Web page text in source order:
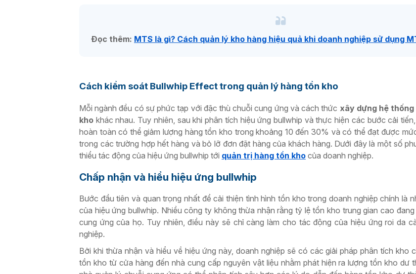
Đọc thêm: MTS là gì? Cách quản lý kho hàng hiệu quả khi doanh nghiệp sử dụng
Cách kiểm soát Bullwhip Effect trong quản lý hàng tồn kho
Mỗi ngành đều có sự phức tạp với đặc thù chuỗi cung ứng và cách thức xây dựng hệ
khokhác nhau. Tuy nhiên, sau khi phân tích hiệu ứng bullwhip và thực hiện các bước cải
hoàn toàn có thể giảm lượng hàng tồn kho trong khoảng 10 đến 30% và có thể đạt được
trong các trường hợp hết hàng và bỏ lỡ đơn đặt hàng của khách hàng. Dưới đây là một số
thiểu tác động của hiệu ứng bullwhip tới quản trị hàng tồn khocủa doanh nghiệp.
Chấp nhận và hiểu hiệu ứng bullwhip
Bước đầu tiên và quan trọng nhất để cải thiện tình hình tồn kho trong doanh nghiệp chính là
của hiệu ứng bullwhip. Nhiều công ty không thừa nhận rằng tỷ lệ tồn kho trung gian cao
cung ứng của họ. Tuy nhiên, điều này sẽ chỉ càng làm cho tác động của hiệu ứng roi da
nghiệp.
Bởi khi thừa nhận và hiểu về hiệu ứng này, doanh nghiệp sẽ có các giải pháp phân tích kho
tồn kho từ cửa hàng đến nhà cung cấp nguyên vật liệu nhằm phát hiện ra lượng tồn kho dư